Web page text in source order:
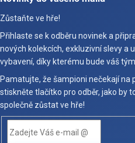
Zůstaňte ve hře!
Přihlaste se k odběru novinek a
nových kolekcích, exkluzivní slevy a
vybavení, díky kterému bude váš
Pamatujte, že šampioni nečekají na
stiskněte tlačítko pro odběr, jako by
společně zůstat ve hře!